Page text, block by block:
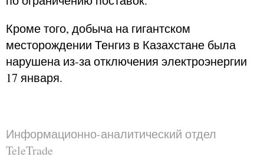
Кроме того, добыча на гигантском
месторождении Тенгиз в Казахстане была
нарушена из-за отключения электроэнергии
17 января.
Информационно-аналитический отдел
TeleTrade